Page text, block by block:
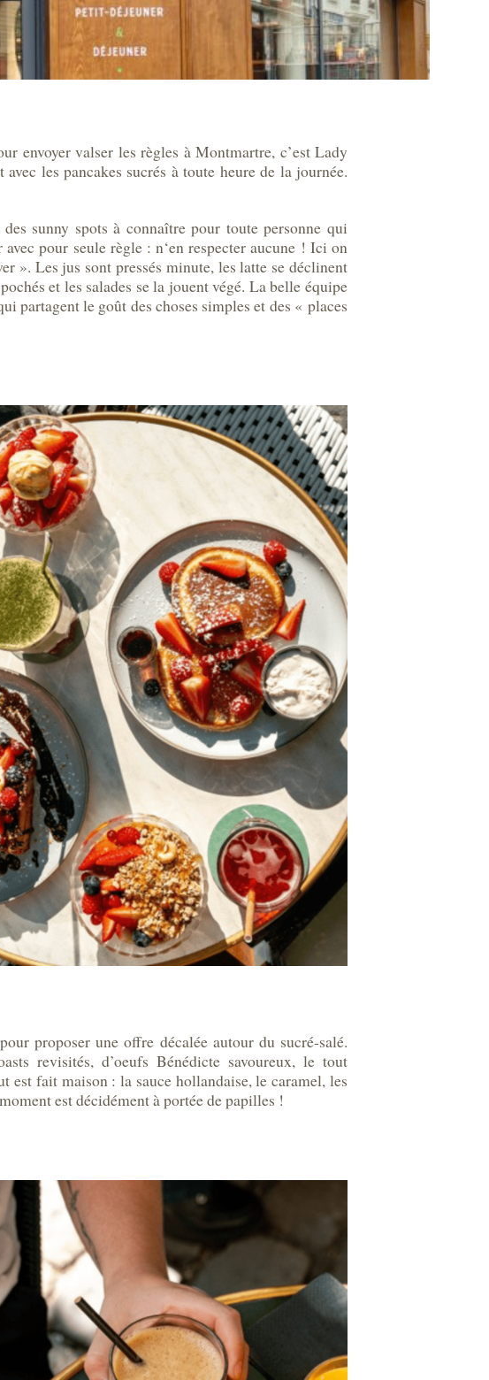
envoyer valser les règles à Montmartre, c’est Lady
les pancakes sucrés à toute heure de la journée.
sunny spots à connaître pour toute personne qui
pour seule règle : n‘en respecter aucune ! Ici on
». Les jus sont pressés minute, les latte se déclinent
et les salades se la jouent végé. La belle équipe
partagent le goût des choses simples et des « places
proposer une offre décalée autour du sucré-salé.
revisités, d’oeufs Bénédicte savoureux, le tout
est fait maison : la sauce hollandaise, le caramel, les
est décidément à portée de papilles !